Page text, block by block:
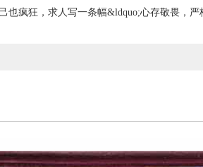
也疯狂，求人写一条幅&ldquo;心存敬畏，